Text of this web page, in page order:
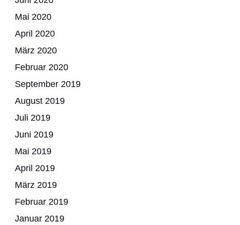
Mai 2020
April 2020
März 2020
Februar 2020
September 2019
August 2019
Juli 2019
Juni 2019
Mai 2019
April 2019
März 2019
Februar 2019
Januar 2019